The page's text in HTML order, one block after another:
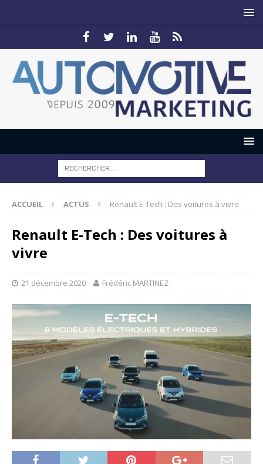
ACCUEIL ACTUS Renault E-Tech : Des voitures à vivre
Renault E-Tech : Des voitures à
vivre
21 décembre 2020 Frédéric MARTINEZ